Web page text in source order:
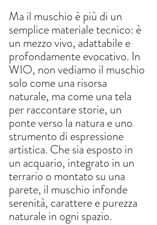
Ma il muschio è più di un
semplice materiale tecnico: è
un mezzo vivo, adattabile e
profondamente evocativo. In
WIO, non vediamo il muschio
solo come una risorsa
naturale, ma come una tela
per raccontare storie, un
ponte verso la natura e uno
strumento di espressione
artistica. Che sia esposto in
un acquario, integrato in un
terrario o montato su una
parete, il muschio infonde
serenità, carattere e purezza
naturale in ogni spazio.